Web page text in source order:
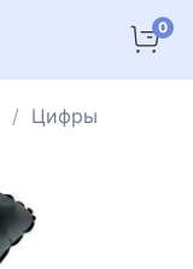
0
Цифры